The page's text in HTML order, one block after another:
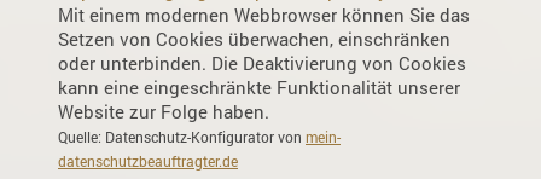
Mit einem modernen Webbrowser können Sie das
Setzen von Cookies überwachen, einschränken
oder unterbinden. Die Deaktivierung von Cookies
kann eine eingeschränkte Funktionalität unserer
Website zur Folge haben.
Quelle: Datenschutz-Konfigurator von mein-
datenschutzbeauftragter.de